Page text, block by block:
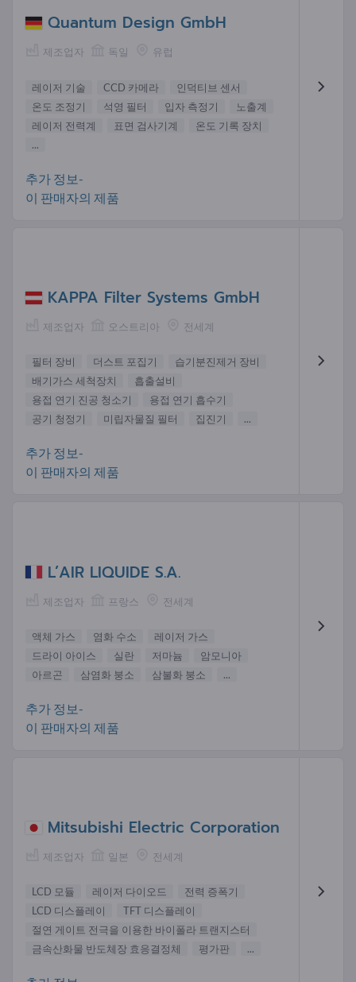
Quantum Design GmbH
제조업자 독일 유럽
레이저 기술 CCD 카메라
인덕티브 센서
온도 조정기
석영 필터 입자 측정기
노출계
레이저 전력계
표면 검사기계
온도 기록 장치
...
추가 정보-
이 판매자의 제품
KAPPA Filter Systems GmbH
제조업자 오스트리아 전세계
필터 장비 더스트 포집기
습기분진제거 장비
배기가스 세척장치
흡출설비
용접 연기 진공 청소기
용접 연기 흡수기
공기 청정기
미립자물질 필터 집진기 ...
추가 정보-
이 판매자의 제품
L’AIR LIQUIDE S.A.
제조업자 프랑스 전세계
액체 가스 염화 수소
레이저 가스
드라이 아이스
실란 저마늄
암모니아
아르곤
삼염화 붕소 삼불화 붕소 ...
추가 정보-
이 판매자의 제품
Mitsubishi Electric Corporation
제조업자 일본 전세계
LCD 모듈 레이저 다이오드
전력 증폭기
LCD 디스플레이
TFT 디스플레이
절연 게이트 전극을 이용한 바이폴라 트랜지스터
금속산화물 반도체장 효응결정체
평가판 ...